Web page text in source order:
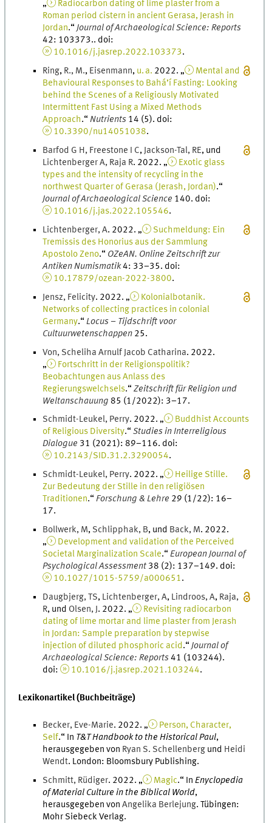
„
Radiocarbon dating of lime plaster from a
Roman period cistern in ancient Gerasa, Jerash in
Jordan.“Journal of Archaeological Science: Reports
42: 103373.. doi:
10.1016/j.jasrep.2022.103373.
Ring, R., M., Eisenmann, u. a. 2022. „
Mental and
Behavioural Responses to Bahá’í Fasting: Looking
behind the Scenes of a Religiously Motivated
Intermittent Fast Using a Mixed Methods
Approach.“Nutrients 14 (5). doi:
10.3390/nu14051038.
Barfod G H , Freestone I C, Jackson-Tal, RE, und
Lichtenberger A, Raja R. 2022. „
Exotic glass
types and the intensity of recycling in the
northwest Quarter of Gerasa (Jerash, Jordan).“
Journal of Archaeological Science 140. doi:
10.1016/j.jas.2022.105546.
Lichtenberger,A. 2022. „
Suchmeldung: Ein
Tremissis des Honorius aus der Sammlung
Apostolo Zeno.“ OZeAN. Online Zeitschrift zur
Antiken Numismatik4: 33–35. doi:
10.17879/ozean-2022-3800.
Jensz, Felicity. 2022. „
Kolonialbotanik.
Networks of collecting practices in colonial
Germany.“Locus – Tijdschrift voor
Cultuurwetenschappen 25.
Von, Scheliha Arnulf Jacob Catharina. 2022.
„
Fortschritt in der Religionspolitik?
Beobachtungen aus Anlass des
Regierungswelchsels.“Zeitschrift für Religion und
Weltanschauung 85 (1/2022): 3–17.
Schmidt-Leukel, Perry. 2022. „
Buddhist Accounts
of Religious Diversity.“Studies in Interreligious
Dialogue 31 (2021): 89–116. doi:
10.2143/SID.31.2.3290054.
Schmidt-Leukel, Perry. 2022. „
Heilige Stille.
Zur Bedeutung der Stille in den religiösen
Traditionen.“Forschung & Lehre 29 (1/22): 16–
17.
Bollwerk, M, Schlipphak, B, und Back, M. 2022.
„
Development and validation of the Perceived
Societal Marginalization Scale.“European Journal of
Psychological Assessment 38 (2): 137–149. doi:
10.1027/1015-5759/a000651.
Daugbjerg,TS, Lichtenberger,A, Lindroos,A, Raja,
R, und Olsen, . 2022. „
Revisiting radiocarbon
dating of lime mortar and lime plaster from Jerash
in Jordan: Sample preparation by stepwise
injection of diluted phosphoric acid.“Journal of
Archaeological Science: Reports41 (103244).
doi: 10.1016/j.jasrep.2021.103244.
Lexikonartikel (Buchbeiträge)
Becker, Eve-Marie. 2022. „
Person, Character,
Self.“ In T&T Handbook to the Historical Paul,
herausgegeben von Ryan S. Schellenberg und Heidi
Wendt. London: Bloomsbury Publishing.
Schmitt, Rüdiger. 2022. „ Magic.“ In Enyclopedia
of Material Culture in the Biblical World,
herausgegeben vonAngelika Berlejung.Tübingen:
Mohr Siebeck Verlag.